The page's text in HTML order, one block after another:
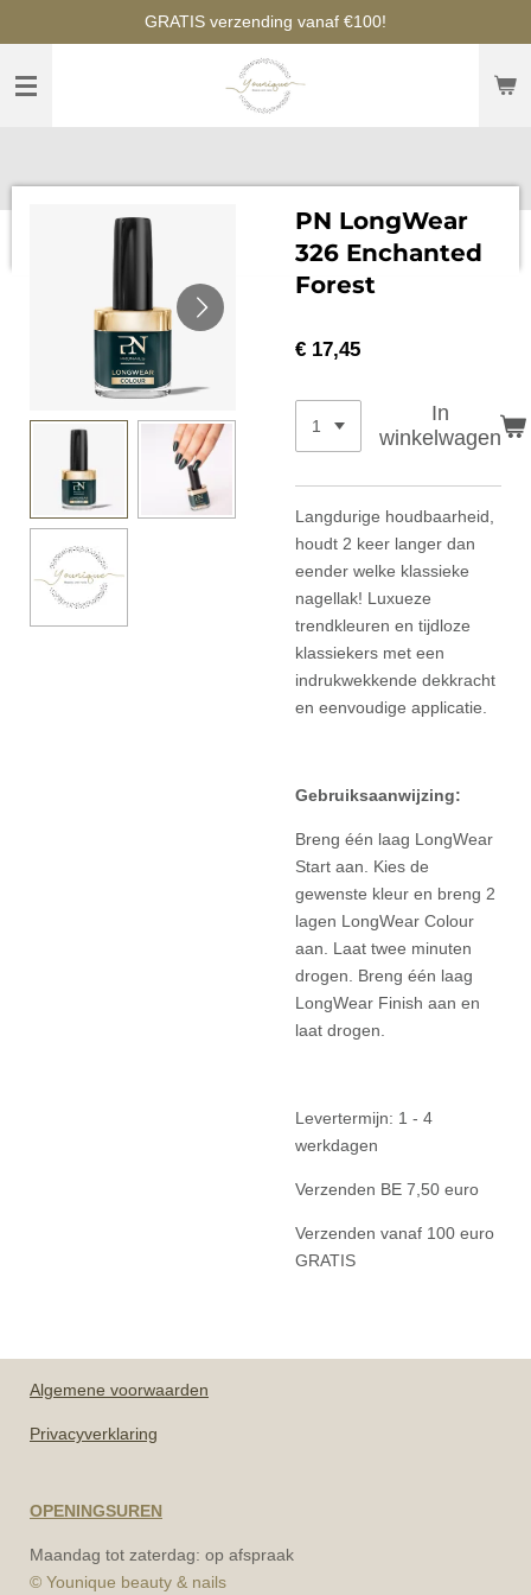
naar
hoofdinhoud
GRATIS verzending vanaf €100!
PN LongWear
326 Enchanted
Forest
€ 17,45
In
winkelwagen
Langdurige houdbaarheid,
houdt 2 keer langer dan
eender welke klassieke
nagellak! Luxueze
trendkleuren en tijdloze
klassiekers met een
indrukwekkende dekkracht
en eenvoudige applicatie.
Gebruiksaanwijzing:
Breng één laag LongWear
Start aan. Kies de
gewenste kleur en breng 2
lagen LongWear Colour
aan. Laat twee minuten
drogen. Breng één laag
LongWear Finish aan en
laat drogen.
Levertermijn: 1 - 4
werkdagen
Verzenden BE 7,50 euro
Verzenden vanaf 100 euro
GRATIS
Algemene voorwaarden
Privacyverklaring
OPENINGSUREN
Maandag tot zaterdag: op afspraak
© Younique beauty & nails